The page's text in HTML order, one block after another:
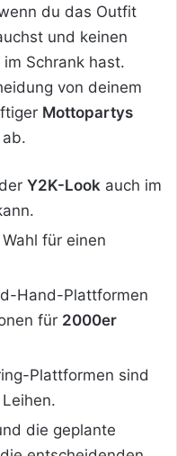
du das Outfit
und keinen
Schrank hast.
von deinem
Mottopartys
Y2K-Look auch im
für einen
Hand-Plattformen
für 2000er
Plattformen sind
die geplante